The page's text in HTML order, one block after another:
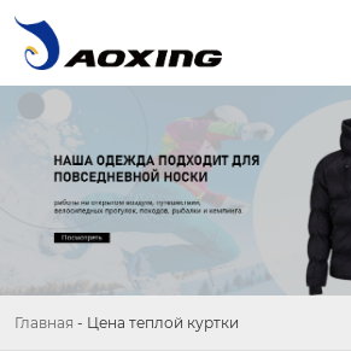
Главная - Цена теплой куртки